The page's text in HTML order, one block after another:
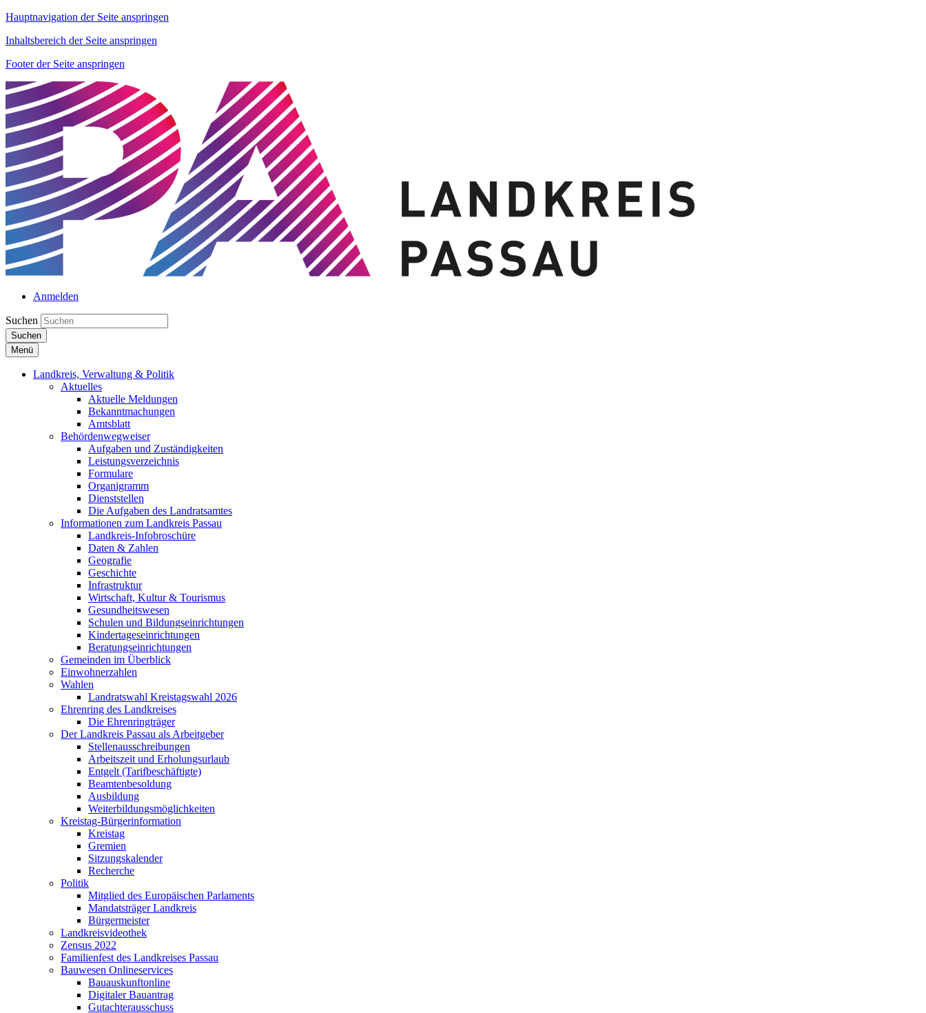
Hauptnavigation der Seite anspringen
Inhaltsbereich der Seite anspringen
Footer der Seite anspringen
Anmelden
Suchen
Suchen
Menü
Landkreis, Verwaltung & Politik
Aktuelles
Aktuelle Meldungen
Bekanntmachungen
Amtsblatt
Behördenwegweiser
Aufgaben und Zuständigkeiten
Leistungsverzeichnis
Formulare
Organigramm
Dienststellen
Die Aufgaben des Landratsamtes
Informationen zum Landkreis Passau
Landkreis-Infobroschüre
Daten & Zahlen
Geografie
Geschichte
Infrastruktur
Wirtschaft, Kultur & Tourismus
Gesundheitswesen
Schulen und Bildungseinrichtungen
Kindertageseinrichtungen
Beratungseinrichtungen
Gemeinden im Überblick
Einwohnerzahlen
Wahlen
Landratswahl Kreistagswahl 2026
Ehrenring des Landkreises
Die Ehrenringträger
Der Landkreis Passau als Arbeitgeber
Stellenausschreibungen
Arbeitszeit und Erholungsurlaub
Entgelt (Tarifbeschäftigte)
Beamtenbesoldung
Ausbildung
Weiterbildungsmöglichkeiten
Kreistag-Bürgerinformation
Kreistag
Gremien
Sitzungskalender
Recherche
Politik
Mitglied des Europäischen Parlaments
Mandatsträger Landkreis
Bürgermeister
Landkreisvideothek
Zensus 2022
Familienfest des Landkreises Passau
Bauwesen Onlineservices
Bauauskunftonline
Digitaler Bauantrag
Gutachterausschuss